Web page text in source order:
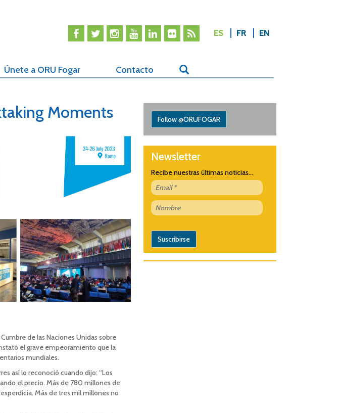
ES FR EN
Únete a ORU Fogar Contacto
Moments
de las Naciones Unidas sobre
el grave empeoramiento que la
mundiales.
así lo reconoció cuando dijo: “Los
el precio. Más de 780 millones de
Más de tres mil millones no
Follow @ORUFOGAR
Newsletter
Recibe nuestras últimas noticias...